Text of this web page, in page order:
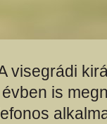
visegrádi
is